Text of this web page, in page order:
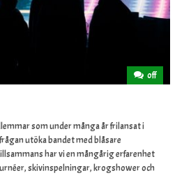
off
som under många år frilansat i
utöka bandet med blåsare
har vi en mångårig erfarenhet
skivinspelningar, krogshower och